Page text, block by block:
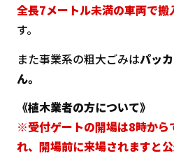
全長7メートル未満の車両で搬
す。
また事業系の粗大ごみはパッ
ん。
《植木業者の方について》
※受付ゲートの開場は8時から
れ、開場前に来場されますと